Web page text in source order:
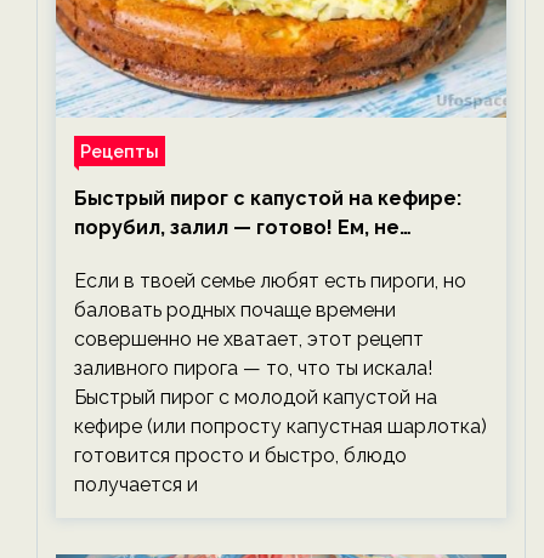
Рецепты
Быстрый пирог с капустой на кефире:
порубил, залил — готово! Ем, не
Если в твоей семье любят есть пироги, но
баловать родных почаще времени
совершенно не хватает, этот рецепт
заливного пирога — то, что ты искала!
Быстрый пирог с молодой капустой на
кефире (или попросту капустная шарлотка)
готовится просто и быстро, блюдо
получается и